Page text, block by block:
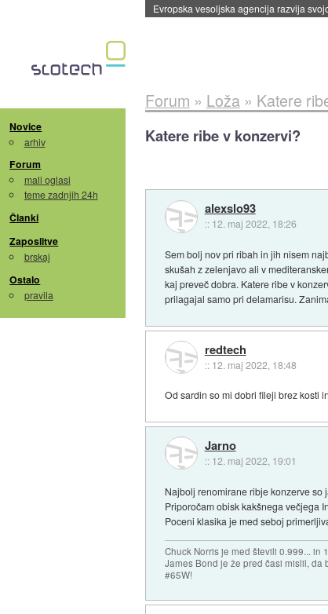
Evropska vesoljska agencija razvija
Novice
arhiv
Forum
mali oglasi
teme zadnjih 24h
Članki
Zaposlitve
brskaj
Ostalo
pravila
Forum » Loža» Katere
Katere ribe v konzervi?
alexslo93
:: 12. maj 2022, 18:26
Sem bolj nov pri ribah in jih nisem
skušah z zelenjavo ali v
kaj preveč dobra. Katere ribe v
prilagajal samo pri delamarisu.
redtech
:: 12. maj 2022, 18:48
Od sardin so mi dobri fileji brez kosti
Jarno
:: 12. maj 2022, 19:01
Najbolj renomirane ribje konzerve so
Priporočam obisk kakšnega večjega
Poceni klasika je med seboj
Chuck Norris je med števili 0.999... in
James Bond je že pred časi mislil,
#65W!